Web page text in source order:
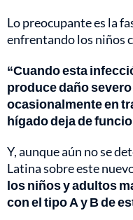
Lo preocupante es la
enfrentando los niños
“Cuando esta
produce daño
ocasionalmente en
hígado deja de
Y, aunque aún no se
Latina sobre este
los niños y adultos
con el tipo A y B de